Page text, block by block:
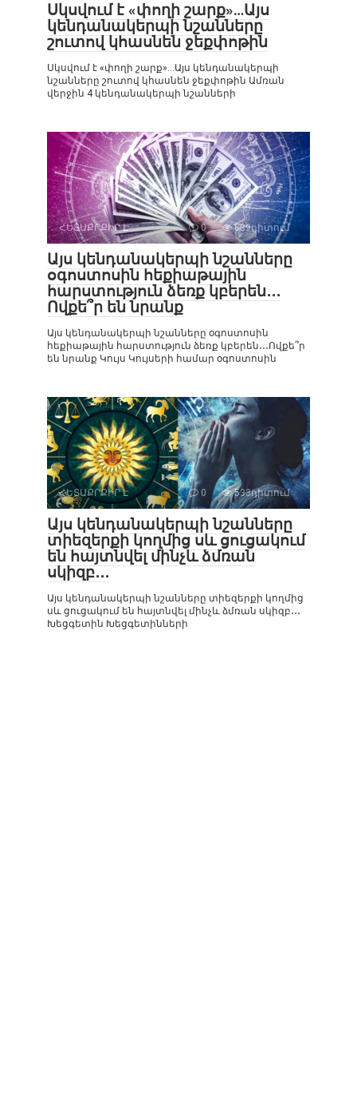
Սկսվում է «փողի շարք»…Այս
կենդանակերպի նշանները
շուտով կհասնեն ջեքփոթին
Սկսվում է «փողի շարք»…Այս կենդանակերպի
նշանները շուտով կհասնեն ջեքփոթին Ամռան
վերջին 4 կենդանակերպի նշանների
ՀԵՏԱՔՐՔԻՐ Է 0 839դիտում
Այս կենդանակերպի նշանները
օգոստոսին հեքիաթային
հարստություն ձեռք կբերեն․․․
Ովքե՞ր են նրանք
Այս կենդանակերպի նշանները օգոստոսին
հեքիաթային հարստություն ձեռք կբերեն․․․Ովքե՞ր
են նրանք Կույս Կույսերի համար օգոստոսին
ՀԵՏԱՔՐՔԻՐ Է 0 533դիտում
Այս կենդանակերպի նշանները
տիեզերքի կողմից սև ցուցակում
են հայտնվել մինչև ձմռան
սկիզբ․․․
Այս կենդանակերպի նշանները տիեզերքի կողմից
սև ցուցակում են հայտնվել մինչև ձմռան սկիզբ․․․
Խեցգետին Խեցգետինների